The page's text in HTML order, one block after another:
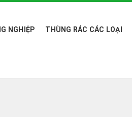
NGHIỆP THÙNG RÁC CÁC LOẠI